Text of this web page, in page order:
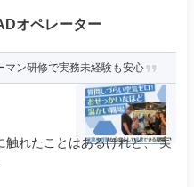
オペレーター
ン研修で実務未経験も安心
触れたことはあるけれど、 実